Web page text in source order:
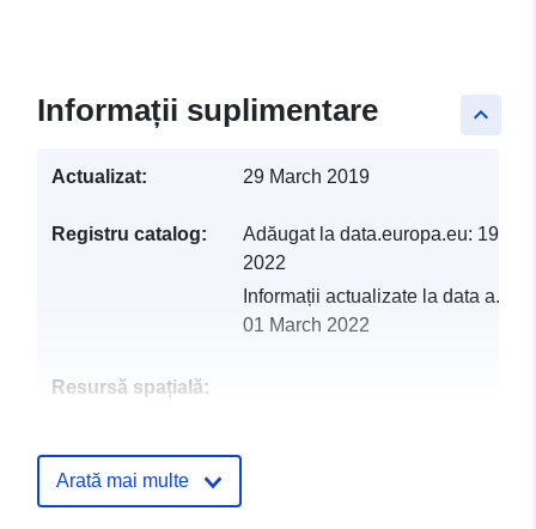
keyboard_arrow_up
Informații suplimentare
Actualizat: 29 March 2019
Registru catalog: Adăugat la data.europa.eu: 19
2022
Informații actualizate la data
01 March 2022
Resursă spațială:
Arată mai multe